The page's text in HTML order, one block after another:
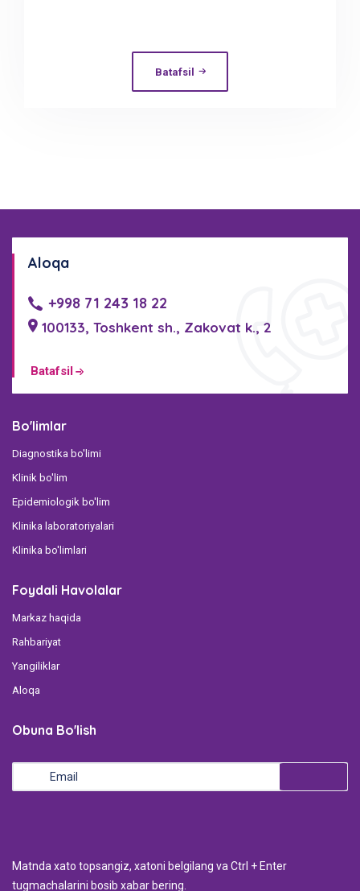
Batafsil
Aloqa
+998 71 243 18 22
100133, Toshkent sh., Zakovat k., 2
Batafsil
Bo'limlar
Diagnostika bo'limi
Klinik bo'lim
Epidemiologik bo'lim
Klinika laboratoriyalari
Klinika bo'limlari
Foydali Havolalar
Markaz haqida
Rahbariyat
Yangiliklar
Aloqa
Obuna Bo'lish
Мatnda xato topsangiz, xatoni belgilang va Ctrl + Enter
tugmachalarini bosib xabar bering.